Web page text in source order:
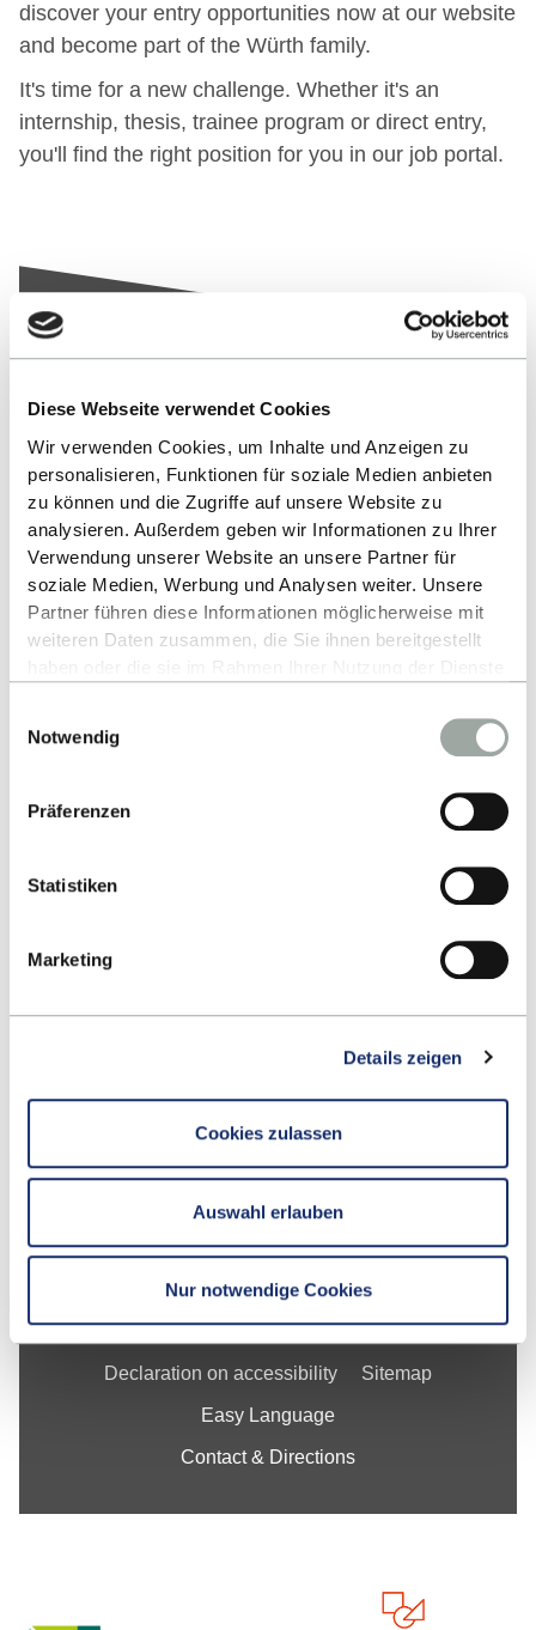
Diese Webseite verwendet Cookies
Wir verwenden Cookies, um Inhalte und Anzeigen zu
personalisieren, Funktionen für soziale Medien anbieten
zu können und die Zugriffe auf unsere Website zu
analysieren. Außerdem geben wir Informationen zu Ihrer
Verwendung unserer Website an unsere Partner für
soziale Medien, Werbung und Analysen weiter. Unsere
Partner führen diese Informationen möglicherweise mit
weiteren Daten zusammen, die Sie ihnen bereitgestellt
Alles zum Thema Cookies und personenbezogene
Datenverarbeitung entnehmen Sie unserer
Notwendig
Präferenzen
Statistiken
Marketing
Details zeigen
Cookies zulassen
Auswahl erlauben
Nur notwendige Cookies
discover your entry opportunities now at our website
and become part of the Würth family.
It's time for a new challenge. Whether it's an
internship, thesis, trainee program or direct entry,
you'll find the right position for you in our job portal.
Up
Research
For Businesses
About ESB Business School
Legal Notice Privacy Policy
Declaration on accessibility Sitemap
Easy Language
Contact & Directions